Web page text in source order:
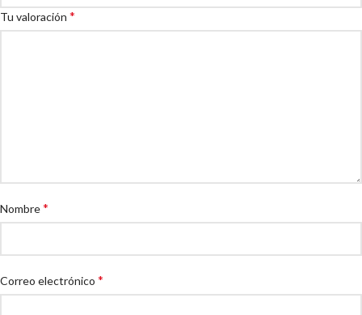
Tu valoración *
Nombre*
Correo electrónico *